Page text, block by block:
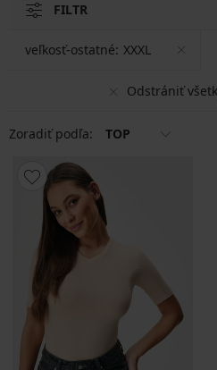
FILTR
Odstrániť
veľkosť-ostatné: XXXL
Zoradiť podľa: TOP